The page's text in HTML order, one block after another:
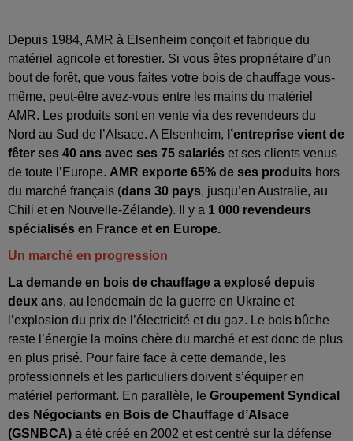
Depuis 1984, AMR à Elsenheim conçoit et fabrique du
matériel agricole et forestier. Si vous êtes propriétaire d’un
bout de forêt, que vous faites votre bois de chauffage vous-
même, peut-être avez-vous entre les mains du matériel
AMR. Les produits sont en vente via des revendeurs du
Nord au Sud de l’Alsace. A Elsenheim, l’entreprise vient de
fêter ses 40 ans avec ses 75 salariés et ses clients venus
de toute l’Europe. AMR exporte 65% de ses produits hors
du marché français (dans 30 pays, jusqu’en Australie, au
Chili et en Nouvelle-Zélande). Il y a 1 000 revendeurs
spécialisés en France et en Europe.
Un marché en progression
La demande en bois de chauffage a explosé depuis
deux ans, au lendemain de la guerre en Ukraine et
l’explosion du prix de l’électricité et du gaz. Le bois bûche
reste l’énergie la moins chère du marché et est donc de plus
en plus prisé. Pour faire face à cette demande, les
professionnels et les particuliers doivent s’équiper en
matériel performant. En parallèle, le Groupement Syndical
des Négociants en Bois de Chauffage d’Alsace
(GSNBCA) a été créé en 2002 et est centré sur la défense